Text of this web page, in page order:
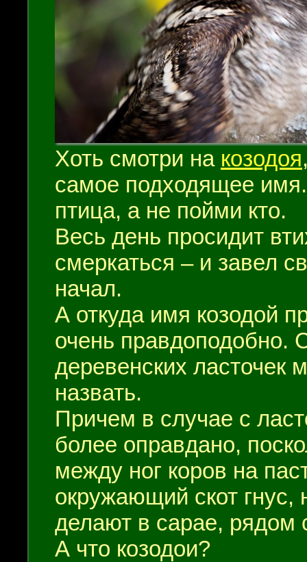
Хоть смотри на козодоя
самое подходящее
птица, а не пойми кто.
Весь день просидит
смеркаться – и завел
начал.
А откуда имя козодой
очень правдоподобно.
деревенских ласточек
назвать.
Причем в случае с
более оправдано,
между ног коров на
окружающий скот гнус,
делают в сарае, рядом
А что козодои?